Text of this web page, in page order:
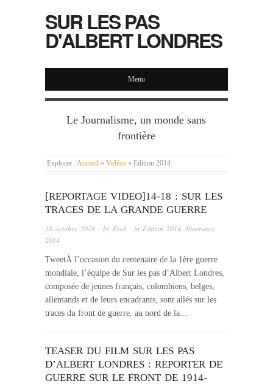
SUR LES PAS
D'ALBERT LONDRES
Menu
Le Journalisme, un monde sans
frontière
Explorer : Accueil » Vidéos » Edition 2014
[REPORTAGE VIDEO]14-18 : SUR LES
TRACES DE LA GRANDE GUERRE
18 octobre 2016 · by Fred · in Edition 2014, Itinérance
2014
TweetÀ l’occasion du centenaire de la 1ère guerre
mondiale, l’équipe de Sur les pas d’Albert Londres,
composée de jeunes français, colombiens, belges,
allemands et de leurs encadrants, sont allés sur les
traces du front de guerre, au nord de la…
TEASER DU FILM SUR LES PAS
D’ALBERT LONDRES : REPORTER DE
GUERRE SUR LE FRONT DE 1914-